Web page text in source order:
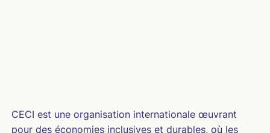
CECI est une organisation internationale œuvrant
pour des économies inclusives et durables, où les